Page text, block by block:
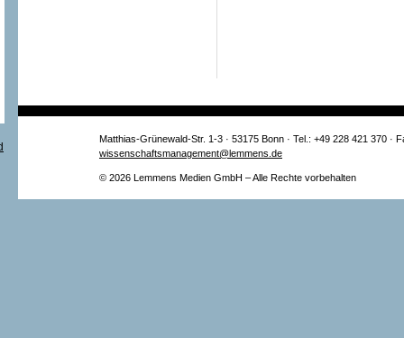
Matthias-Grünewald-Str. 1-3 · 53175 Bonn · Tel.: +49 228 421 370 ·
wissenschaftsmanagement@lemmens.de
© 2026 Lemmens Medien GmbH – Alle Rechte vorbehalten